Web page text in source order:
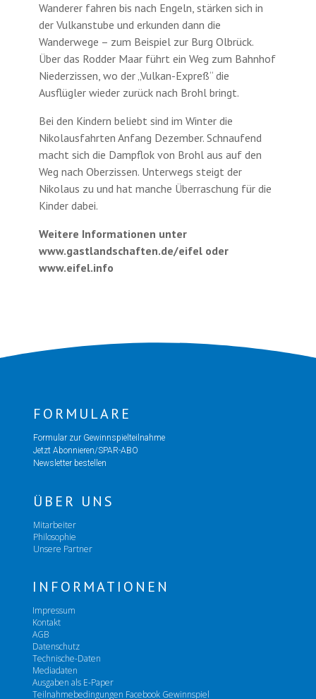
Wanderer fahren bis nach Engeln, stärken sich in
der Vulkanstube und erkunden dann die
Wanderwege – zum Beispiel zur Burg Olbrück.
Über das Rodder Maar führt ein Weg zum Bahnhof
Niederzissen, wo der „Vulkan-Expreß“ die
Ausflügler wieder zurück nach Brohl bringt.
Bei den Kindern beliebt sind im Winter die
Nikolausfahrten Anfang Dezember. Schnaufend
macht sich die Dampflok von Brohl aus auf den
Weg nach Oberzissen. Unterwegs steigt der
Nikolaus zu und hat manche Überraschung für die
Kinder dabei.
Weitere Informationen unter
www.gastlandschaften.de/eifel oder
www.eifel.info
FORMULARE
Formular zur Gewinnspielteilnahme
Jetzt Abonnieren/SPAR-ABO
Newsletter bestellen
ÜBER UNS
Mitarbeiter
Philosophie
Unsere Partner
INFORMATIONEN
Impressum
Kontakt
AGB
Datenschutz
Technische-Daten
Mediadaten
Ausgaben als E-Paper
Teilnahmebedingungen Facebook Gewinnspiel